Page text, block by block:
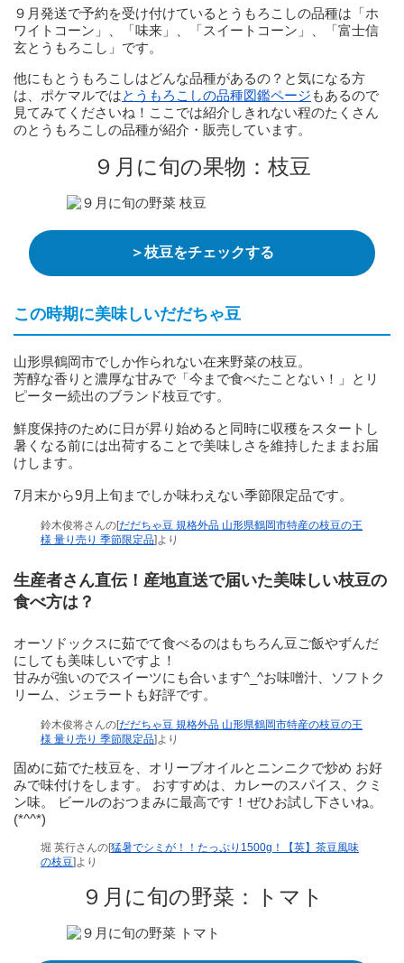
９月発送で予約を受け付けているとうもろこしの品種は「ホ
ワイトコーン」、「味来」、「スイートコーン」、「富士信
玄とうもろこし」です。
他にもとうもろこしはどんな品種があるの？と気になる方
は、ポケマルではとうもろこしの品種図鑑ページ もあるので
見てみてくださいね！ここでは紹介しきれない程のたくさん
のとうもろこしの品種が紹介・販売しています。
９月に旬の果物：枝豆
＞枝豆をチェックする
この時期に美味しいだだちゃ豆
山形県鶴岡市でしか作られない在来野菜の枝豆。
芳醇な香りと濃厚な甘みで「今まで食べたことない！」とリ
ピーター続出のブランド枝豆です。
鮮度保持のために日が昇り始めると同時に収穫をスタートし
暑くなる前には出荷することで美味しさを維持したままお届
けします。
7月末から9月上旬までしか味わえない季節限定品です。
鈴木俊将さんの[だだちゃ豆 規格外品 山形県鶴岡市特産の枝豆の王
様 量り売り 季節限定品]より
生産者さん直伝！産地直送で届いた美味しい枝豆の
食べ方は？
オーソドックスに茹でて食べるのはもちろん豆ご飯やずんだ
にしても美味しいですよ！
甘みが強いのでスイーツにも合います^_^お味噌汁、ソフトク
リーム、ジェラートも好評です。
鈴木俊将さんの[だだちゃ豆 規格外品 山形県鶴岡市特産の枝豆の王
様 量り売り 季節限定品]より
固めに茹でた枝豆を、オリーブオイルとニンニクで炒め お好
みで味付けをします。 おすすめは、カレーのスパイス、クミ
ン味。 ビールのおつまみに最高です！ぜひお試し下さいね。
(*^^*)
堀 英行さんの[猛暑でシミが！！たっぷり1500g！【英】茶豆風味
の枝豆]より
９月に旬の野菜：トマト